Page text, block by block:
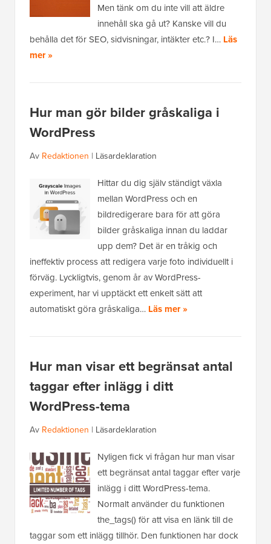
Men tänk om du inte vill att äldre
innehåll ska gå ut? Kanske vill du
behålla det för SEO, sidvisningar, intäkter etc.? I… Läs
mer »
Hur man gör bilder gråskaliga i
WordPress
Av Redaktionen | Läsardeklaration
Hittar du dig själv ständigt växla
mellan WordPress och en
bildredigerare bara för att göra
bilder gråskaliga innan du laddar
upp dem? Det är en tråkig och
ineffektiv process att redigera varje foto individuellt i
förväg. Lyckligtvis, genom år av WordPress-
experiment, har vi upptäckt ett enkelt sätt att
automatiskt göra gråskaliga… Läs mer »
Hur man visar ett begränsat antal
taggar efter inlägg i ditt
WordPress-tema
Av Redaktionen | Läsardeklaration
Nyligen fick vi frågan hur man visar
ett begränsat antal taggar efter varje
inlägg i ditt WordPress-tema.
Normalt använder du funktionen
the_tags() för att visa en länk till de
taggar som ett inlägg tillhör. Den funktionen har dock